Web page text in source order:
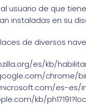
al usuario de que
instaladas en su
de diversos
es/kb/
chrome/
es-
kb/